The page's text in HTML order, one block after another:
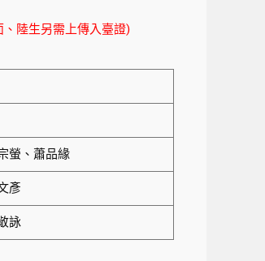
陸生另需上傳入臺證)
螢、蕭品緣
彥
詠